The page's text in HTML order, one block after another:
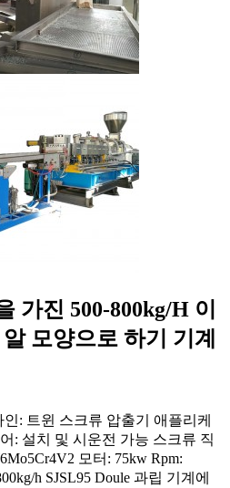
가진 500-800kg/H 이
모양으로 하기 기계
: 트윈 스크류 압출기 애플리케
: 설치 및 시운전 가능 스크류 직
모터: 75kw Rpm:
h SJSL95 Doule 과립 기계에